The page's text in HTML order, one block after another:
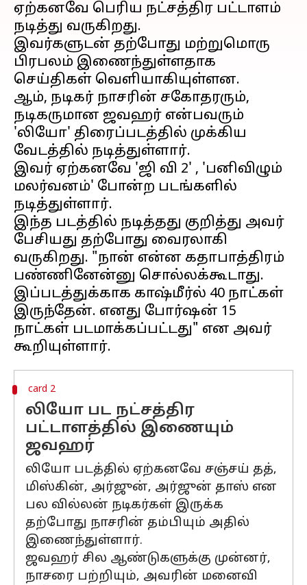
ஏற்கனவே பெரிய நட்சத்திர பட்டாளம்
நடித்து வருகிறது.
இவர்களுடன் தற்போது மற்றுமொரு
பிரபலம் இணைந்துள்ளதாக
செய்திகள் வெளியாகியுள்ளன.
ஆம், நடிகர் நாசரின் சகோதரரும்,
நடிகருமான ஜவஹர் என்பவரும்
'லியோ' திரைப்படத்தில் முக்கிய
வேடத்தில் நடித்துள்ளார்.
இவர் ஏற்கனவே 'ஜி வி 2' , 'பனிவிழும்
மலர்வனம்' போன்ற படங்களில்
நடித்துள்ளார்.
இந்த படத்தில் நடித்தது குறித்து அவர்
பேசியது தற்போது வைரலாகி
வருகிறது. "நான் என்ன கதாபாத்திரம்
பண்ணினேன்னு சொல்லக்கூடாது.
இப்படத்துக்காக காஷ்மீர்ல் 40 நாட்கள்
இருந்தேன். எனது போர்ஷன் 15
நாட்கள் படமாக்கப்பட்டது" என அவர்
card 2
லியோ பட நட்சத்திர
பட்டாளத்தில் இணையும்
ஜவஹர்
லியோ படத்தில் ஏற்கனவே சஞ்சய் தத்,
மிஸ்கின், அர்ஜுன், அர்ஜுன் தாஸ் என
பல வில்லன் நடிகர்கள் இருக்க
தற்போது நாசரின் தம்பியும் அதில்
இணைந்துள்ளார்.
ஜவஹர் சில ஆண்டுகளுக்கு முன்னர்,
நாசரை பற்றியும், அவரின் மனைவி